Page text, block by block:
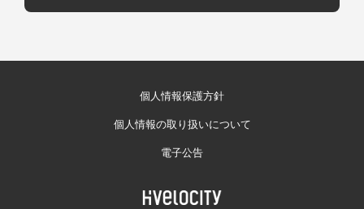
個人情報保護方針
個人情報の取り扱いについて
電子公告